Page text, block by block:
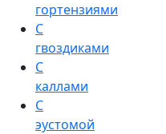
гортензиями
С
гвоздиками
С
каллами
С
эустомой